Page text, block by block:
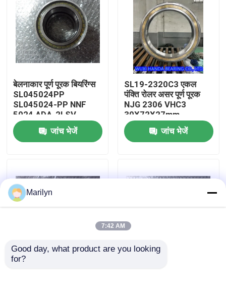
घर
उत्पादों
कारखाना भ्रमण
गुणवत्ता नियंत्रण
समाचार
शंकु बेलन बेयरिंग
बेलनाकार पूर्ण पूरक बियरिंग्स
SL045024PP
SL045024-PP NNF
5024 ADA-2LSV
जांच भेजें
SL19-2320C3 एकल
पंक्ति रोलर असर पूर्ण पूरक
NJG 2306 VHC3
30X72X27mm
जांच भेजें
डबल पंक्ति सिलेंडर रोलर
Marilyn
7:42 AM
Good day, what product are you looking
for?